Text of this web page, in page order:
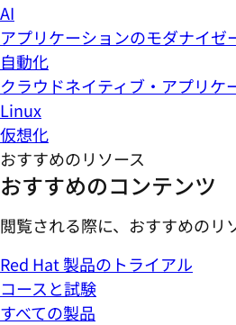
AI
アプリケーションのモダナイゼ
自動化
クラウドネイティブ・アプリケ
Linux
仮想化
おすすめのリソース
おすすめのコンテンツ
閲覧される際に、おすすめのリ
Red Hat 製品のトライアル
コースと試験
すべての製品